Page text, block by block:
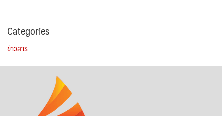
Categories
ข่าวสาร